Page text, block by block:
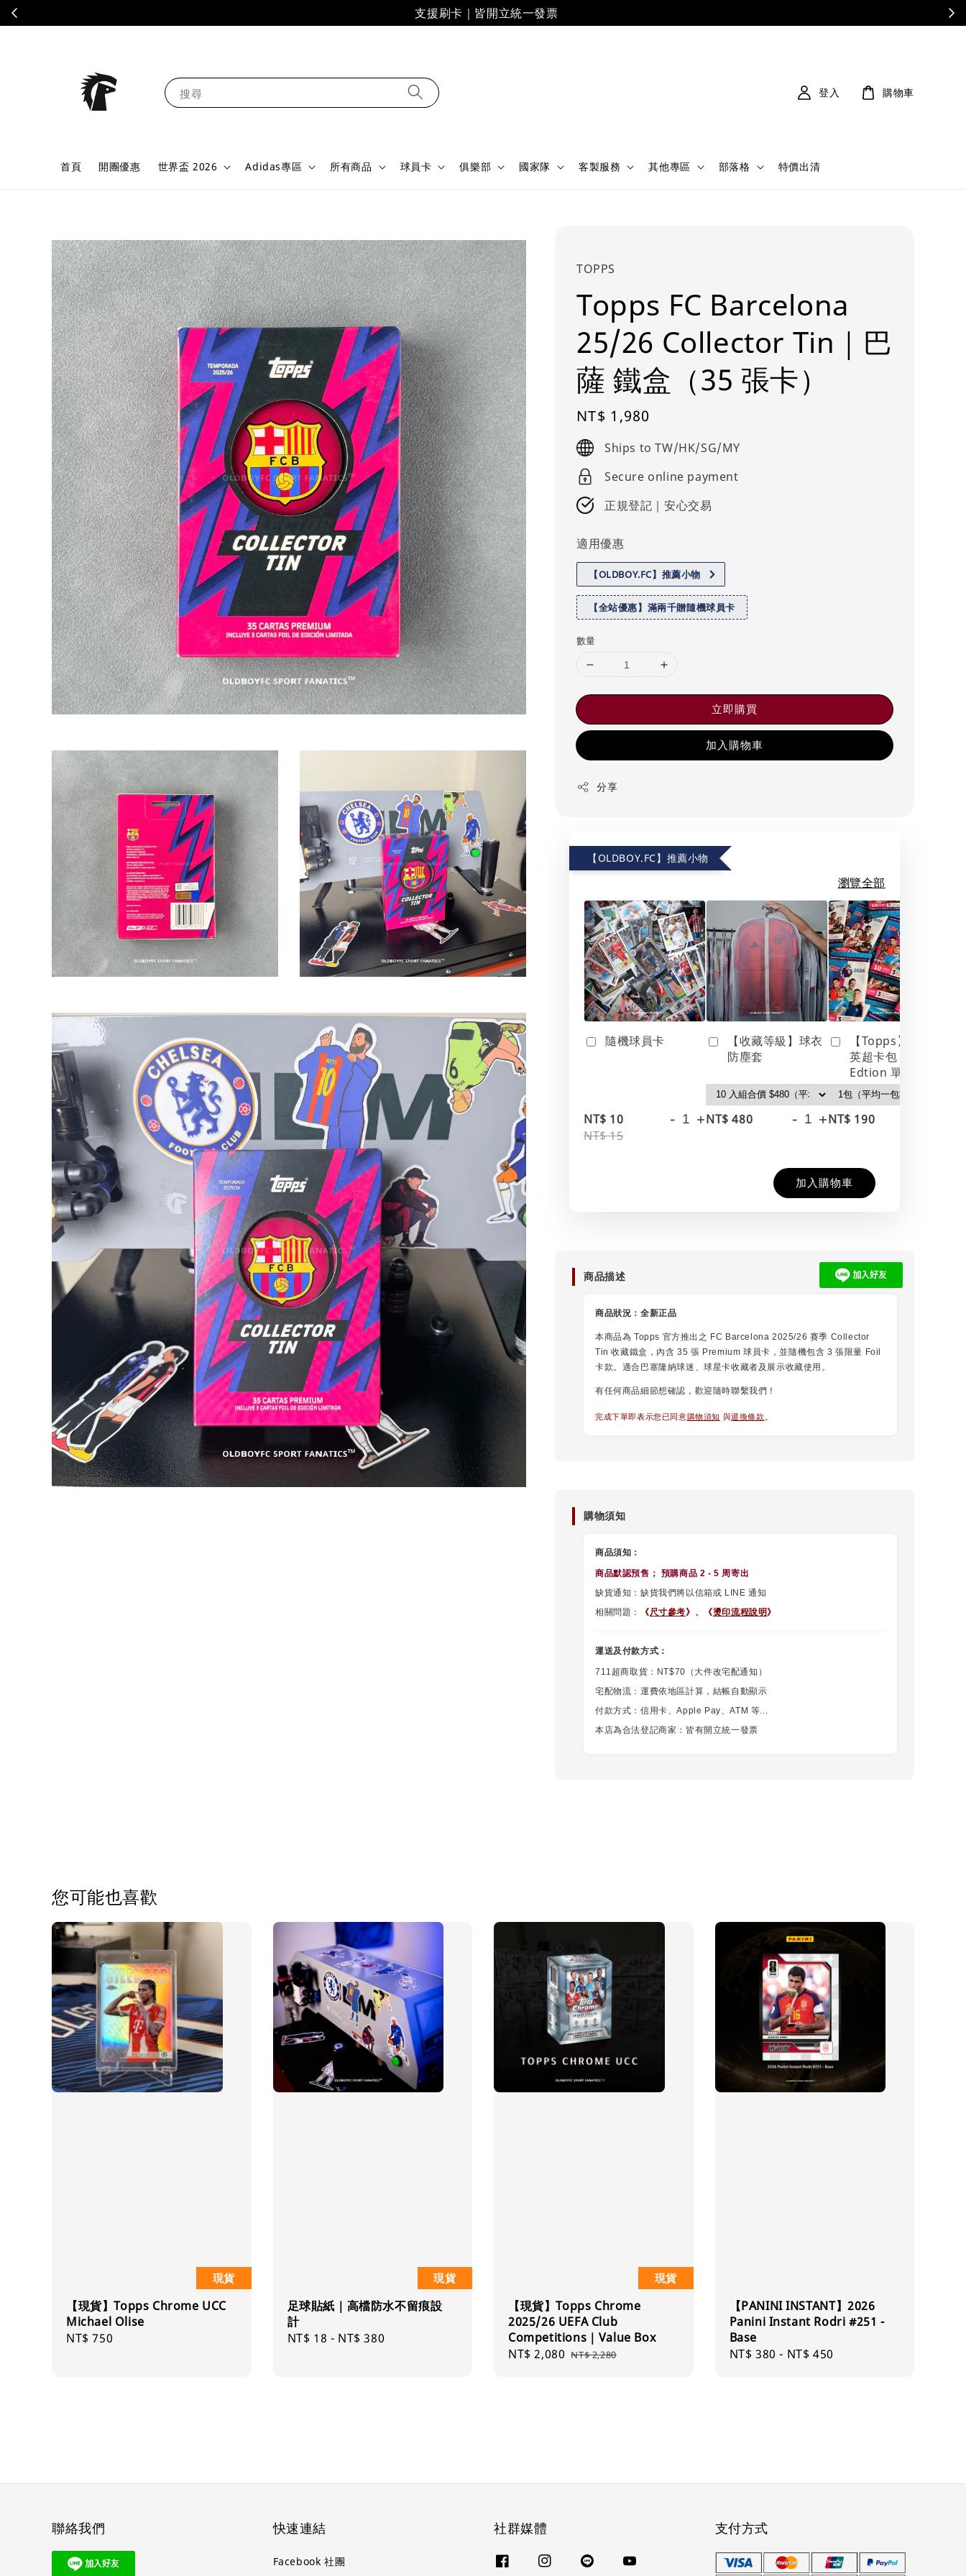
支援刷卡｜皆開立統一發票
搜尋
首頁 開團優惠 世界盃 2026 Adidas專區 所有商品 球員卡 俱樂部 國家隊 客製服務 其他專區 部落格 特價出清
登入 購物車
TOPPS
Topps FC Barcelona
25/26 Collector Tin｜巴
薩 鐵盒（35 張卡）
Regular
price
NT$ 1,980
Ships to TW/HK/SG/MY
Secure online payment
正規登記｜安心交易
適用優惠
【OLDBOY.FC】推薦小物
【全站優惠】滿兩千贈隨機球員卡
數量
立即購買
加入購物車
分享
【OLDBOY.FC】推薦小物
瀏覽全部
隨機球員卡
NT$ 10
NT$ 15
- +
【收藏等級】球衣
防塵套
NT$ 480 - +
【Topps】25/26
英超卡包 Debut
Edtion 單包
NT$ 190
加入購物車
商品描述
商品狀況： 全新正品
本商品為 Topps 官方推出之 FC Barcelona 2025/26 賽季 Collector
Tin 收藏鐵盒，內含 35 張 Premium 球員卡，並隨機包含 3 張限量 Foil
卡款。適合巴塞隆納球迷、球星卡收藏者及展示收藏使用。
有任何商品細節想確認，歡迎隨時聯繫我們！
完成下單即表示您已同意購物須知 與退換條款 。
購物須知
商品須知：
商品默認預售 ； 預購商品 2 - 5 周寄出
缺貨通知：缺貨我們將以信箱或 LINE 通知
相關問題：
《尺寸參考》、 《燙印流程說明 》
運送及付款方式：
711超商取貨：NT$70（大件改宅配通知）
宅配物流：運費依地區計算，結帳自動顯示
付款方式：信用卡、Apple Pay、ATM 等...
本店為合法登記商家：皆有開立統一發票
您可能也喜歡
現貨
【現貨】Topps Chrome UCC
Michael Olise
Regular
NT$ 750
現貨
足球貼紙｜高檔防水不留痕設
計
Regular
NT$ 18 - NT$ 380
現貨
【現貨】Topps Chrome
2025/26 UEFA Club
Competitions｜Value Box
Sale
NT$ 2,080 Regular
NT$ 2,280
【PANINI INSTANT】2026
Panini Instant Rodri #251 -
Base
Regular
NT$ 380 - NT$ 450
聯絡我們 快速連結
Facebook 社團
社群媒體 支付方式